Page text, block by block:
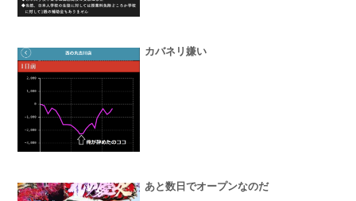
カバネリ嫌い
あと数日でオープンなのだ